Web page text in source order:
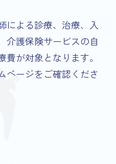
による診療、治療、入
介護保険サービスの自
が対象となります。
ページをご確認くださ